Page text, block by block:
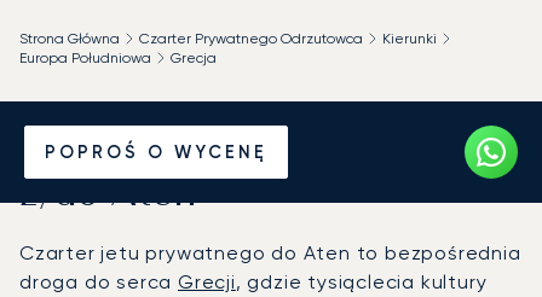
POPROŚ O WYCENĘ
Strona Główna Czarter Prywatnego Odrzutowca
Kierunki
Europa Południowa
Grecja
Wynajmij jet prywatny
z/do Aten
Czarter jetu prywatnego do Aten to bezpośrednia
droga do sercaGrecji, gdzie tysiąclecia kultury